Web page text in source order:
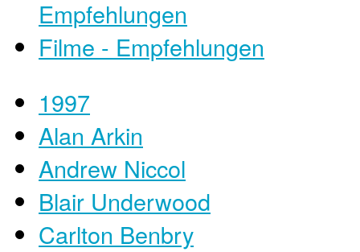
Empfehlungen
Filme - Empfehlungen
1997
Alan Arkin
Andrew Niccol
Blair Underwood
Carlton Benbry